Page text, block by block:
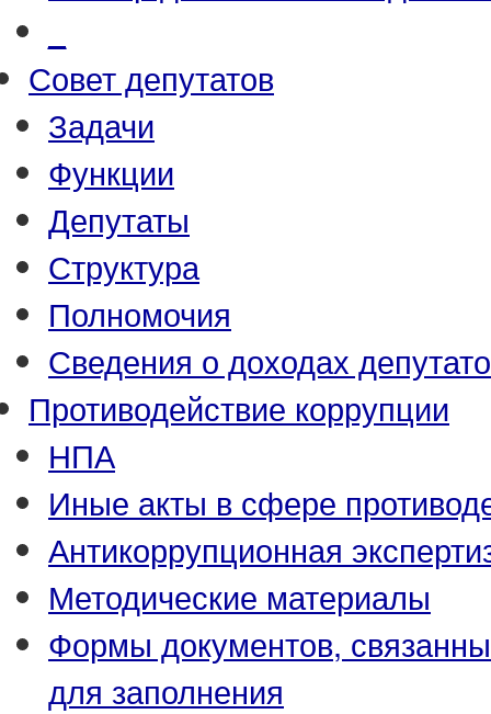
Совет депутатов
Задачи
Функции
Депутаты
Структура
Полномочия
Сведения о доходах
Противодействие коррупции
НПА
Иные акты в сфере
Антикоррупционная
Методические материалы
Формы документов,
для заполнения